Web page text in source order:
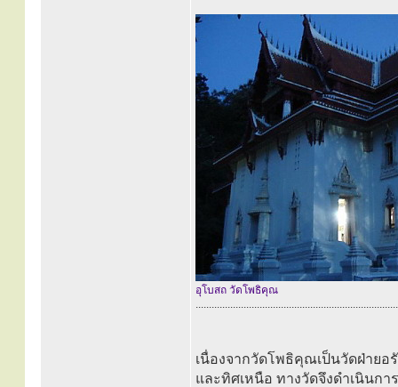
อุโบสถ วัดโพธิคุณ
............................................................................
เนื่องจากวัดโพธิคุณเป็นวัดฝ่าย
และทิศเหนือ ทางวัดจึงดำเนินก